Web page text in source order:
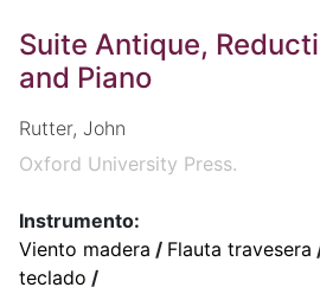
Suite Antique,
and Piano
Rutter, John
Oxford University Press.
Instrumento:
Viento madera / Flauta travesera
teclado /